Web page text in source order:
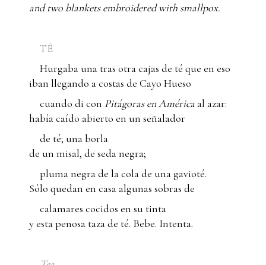
and two blankets embroidered with smallpox.
TÉ
Hurgaba una tras otra cajas de té que en eso
iban llegando a costas de Cayo Hueso
cuando di con Pitágoras en América al azar:
había caído abierto en un señalador
de té; una borla
de un misal, de seda negra;
pluma negra de la cola de una gavioté.
Sólo quedan en casa algunas sobras de
calamares cocidos en su tinta
y esta penosa taza de té. Bebe. Intenta.